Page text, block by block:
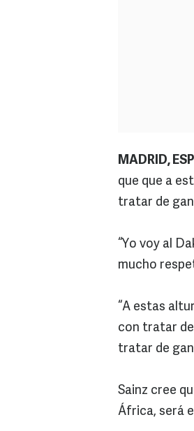
MADRID,
que que a
tratar de
“Yo voy al
mucho
“A estas
con tratar
tratar de
Sainz cree
África, será